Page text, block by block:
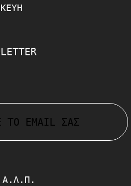
Α.Λ.Π.